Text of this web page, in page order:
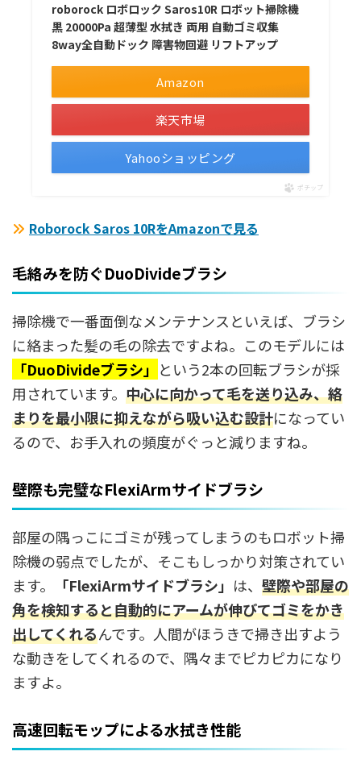
roborock ロボロック Saros10R ロボット掃除機
黒 20000Pa 超薄型 水拭き 両用 自動ゴミ収集
8way全自動ドック 障害物回避 リフトアップ
Amazon
楽天市場
Yahooショッピング
ポチップ
Roborock Saros 10RをAmazonで見る
毛絡みを防ぐDuoDivideブラシ
掃除機で一番面倒なメンテナンスといえば、ブラシ
に絡まった髪の毛の除去ですよね。このモデルには
「DuoDivideブラシ」 という2本の回転ブラシが採
用されています。 中心に向かって毛を送り込み、絡
まりを最小限に抑えながら吸い込む設計になってい
るので、お手入れの頻度がぐっと減りますね。
壁際も完璧なFlexiArmサイドブラシ
部屋の隅っこにゴミが残ってしまうのもロボット掃
除機の弱点でしたが、そこもしっかり対策されてい
ます。
「FlexiArmサイドブラシ」 は、 壁際や部屋の
角を検知すると自動的にアームが伸びてゴミをかき
出してくれるんです。人間がほうきで掃き出すよう
な動きをしてくれるので、隅々までピカピカになり
ますよ。
高速回転モップによる水拭き性能